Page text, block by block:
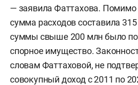
квартира в ЖК Art Citу
кв. м за 9,9 млн рублей в
квартира в ЖК «Уникум»
68 кв. м за 8,7 млн рублей
— заявила Фаттахова. Помимо
сумма расходов составила
суммы свыше 200 млн было
спорное имущество.
словам Фаттаховой, не
совокупный доход с 2011 по